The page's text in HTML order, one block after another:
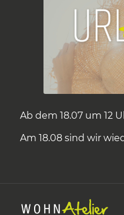
Ab dem 18.07 um 12
Am 18.08 sind wir